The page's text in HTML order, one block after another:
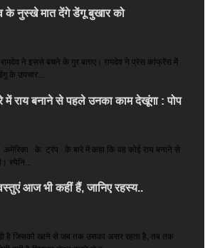
के नुस्खे मात देंगे डेंगू बुखार को
ने इससे बचने के गुर बताए। रामदेव ने प्रेस कांफ्रेंस में
के उपचार...
में राय बनाने से पहले उनका काम देखूंगा : पोप
अमेरिका के ट्रंप के बारे में कहा कि वह कोई राय बनाने से
स्पेनि...
आज भी कहीं हैं, जानिए रहस्य..
है जिसको खाने से जब तक उसका असर रहता है, तब तक